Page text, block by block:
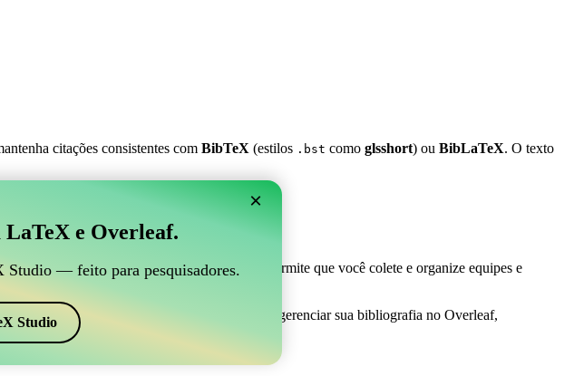
citações consistentes com BibTeX (estilos .bst como glsshort) ou BibLaTeX. O texto
que se conecte ao Overleaf?
se conecte ao Overleaf?”
Overleaf, o CiteDrive pode ser perfeito! Ele permite que você colete e organize equipes e
você está procurando uma maneira fácil de gerenciar sua bibliografia no Overleaf,
×
e Overleaf.
Studio — feito para pesquisadores.
Studio